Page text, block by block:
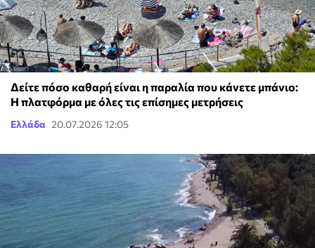
Δείτε πόσο καθαρή είναι η παραλία που κάνετε μπάνιο:
Η πλατφόρμα με όλες τις επίσημες μετρήσεις
Ελλάδα 20.07.2026 12:05